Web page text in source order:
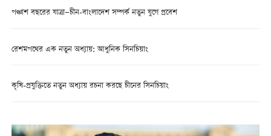
পঞ্চাশ বছরের যাত্রা—চীন-বাংলাদেশ সম্পর্ক নতুন যুগে প্রবেশ
রেশমপথের এক নতুন অধ্যায়: আধুনিক সিনচিয়াং
কৃষি-প্রযুক্তিতে নতুন অধ্যায় রচনা করছে চীনের সিনচিয়াং